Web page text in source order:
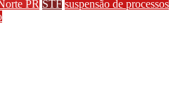
PR STF suspensão de processos